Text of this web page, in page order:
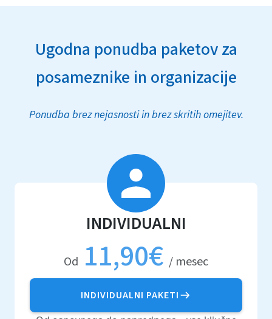
Ugodna ponudba paketov za
posameznike in organizacije
Ponudba brez nejasnosti in brez skritih omejitev.
INDIVIDUALNI
Od 11,90€ / mesec
INDIVIDUALNI PAKETI